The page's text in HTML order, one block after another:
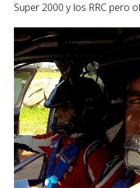
Super 2000 y los RRC pero